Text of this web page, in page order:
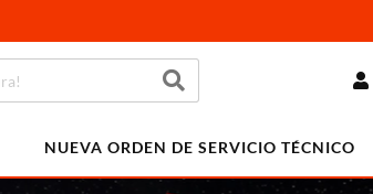
NUEVA ORDEN DE SERVICIO TÉCNICO